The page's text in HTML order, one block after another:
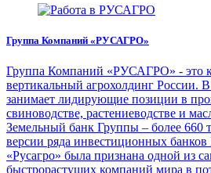
Группа Компаний «РУСАГРО»
Группа Компаний «РУСАГРО» - это
вертикальный агрохолдинг России.
занимает лидирующие позиции в
свиноводстве, растениеводстве и
Земельный банк Группы – более 660
версии ряда инвестиционных
«Русагро» была признана одной из
быстрорастущих компаний мира в